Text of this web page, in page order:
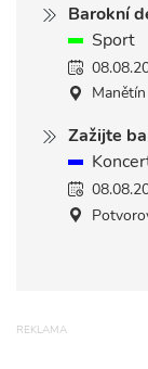
Barokní
Sport
Manětín
Zažijte